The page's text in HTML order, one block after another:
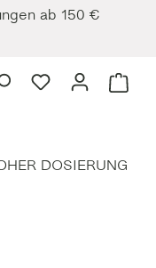
ab 150 €
Du hast 0